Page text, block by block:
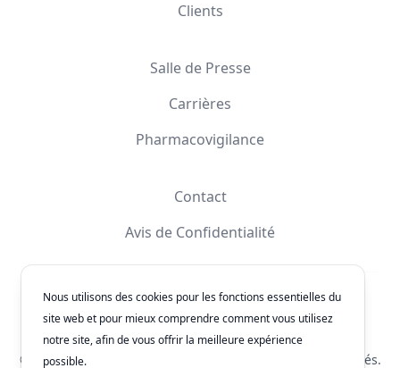
Clients
Salle de Presse
Carrières
Pharmacovigilance
Contact
Avis de Confidentialité
FacebookInstagramYouTubeX
© 2026Laboratorios Química Son's . Tous les droits réservés.
Nous utilisons des cookies pour les fonctions essentielles du
site web et pour mieux comprendre comment vous utilisez
notre site, afin de vous offrir la meilleure expérience
possible.